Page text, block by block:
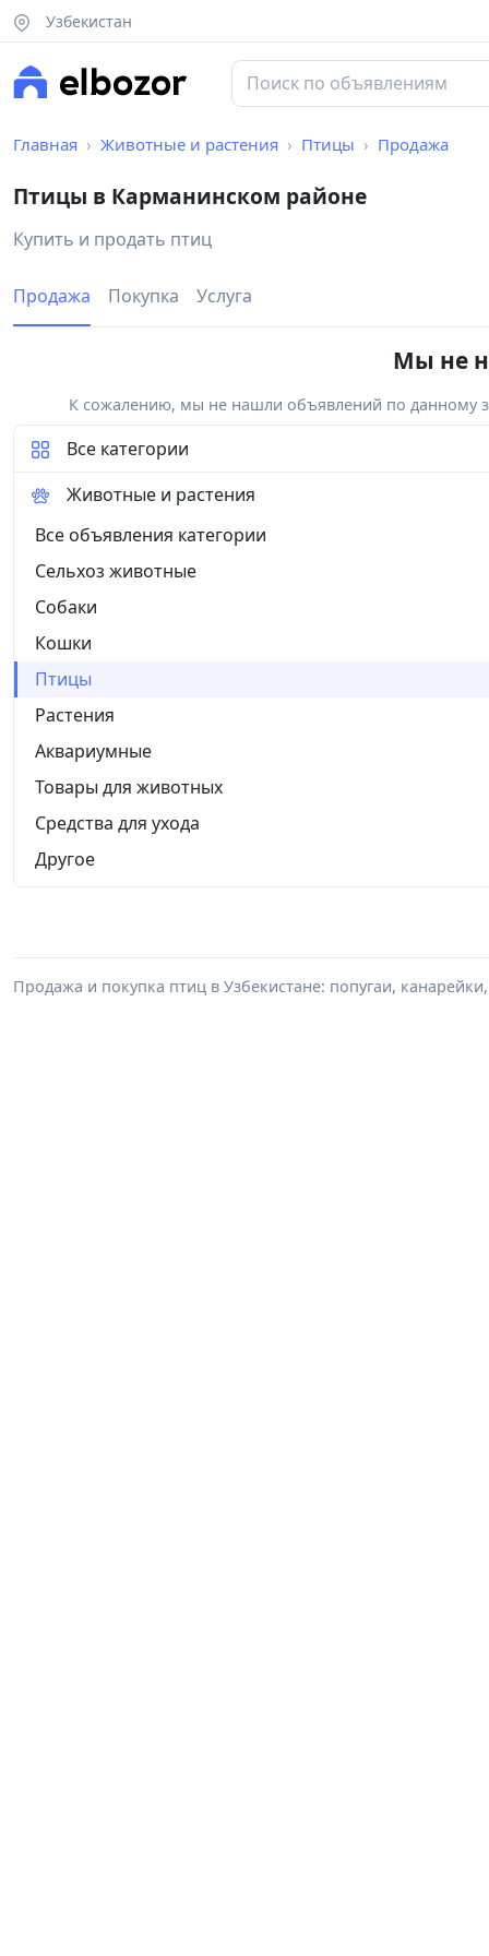
Узбекистан
Главная Животные и растения Птицы Продажа
Птицы в Карманинском районе
Купить и продать птиц
Продажа Покупка Услуга
Мы не
К сожалению, мы не нашли объявлений по данному
Все категории
Животные и растения
Все объявления категории
Сельхоз животные
Собаки
Кошки
Птицы
Растения
Аквариумные
Товары для животных
Средства для ухода
Другое
Продажа и покупка птиц в Узбекистане: попугаи,